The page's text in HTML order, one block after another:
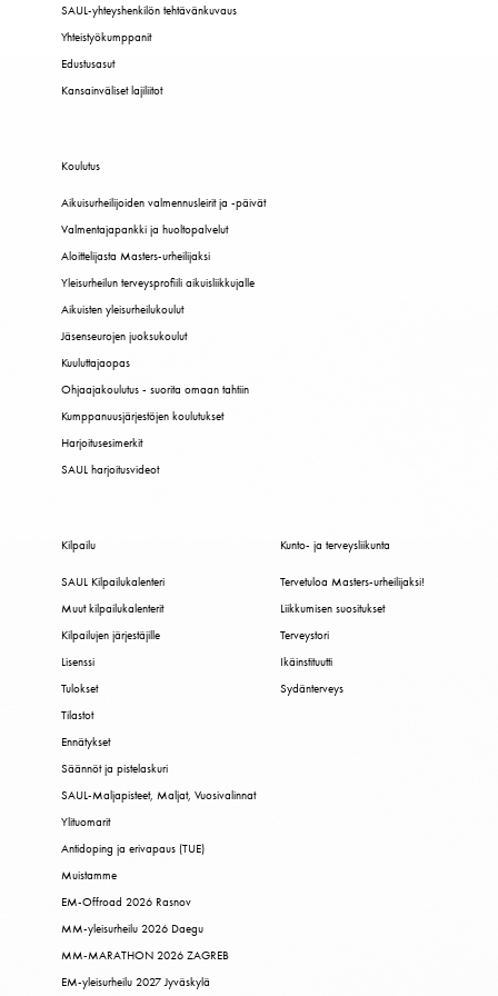
SAUL-yhteyshenkilön tehtävänkuvaus
Yhteistyökumppanit
Edustusasut
Kansainväliset lajiliitot
Koulutus
Aikuisurheilijoiden valmennusleirit ja -päivät
Valmentajapankki ja huoltopalvelut
Aloittelijasta Masters-urheilijaksi
Yleisurheilun terveysprofiili aikuisliikkujalle
Aikuisten yleisurheilukoulut
Jäsenseurojen juoksukoulut
Kuuluttajaopas
Ohjaajakoulutus - suorita omaan tahtiin
Kumppanuusjärjestöjen koulutukset
Harjoitusesimerkit
SAUL harjoitusvideot
Kilpailu
SAUL Kilpailukalenteri
Muut kilpailukalenterit
Kilpailujen järjestäjille
Lisenssi
Tulokset
Tilastot
Ennätykset
Säännöt ja pistelaskuri
SAUL-Maljapisteet, Maljat, Vuosivalinnat
Ylituomarit
Antidoping ja erivapaus (TUE)
Muistamme
EM-Offroad 2026 Rasnov
MM-yleisurheilu 2026 Daegu
MM-MARATHON 2026 ZAGREB
EM-yleisurheilu 2027 Jyväskylä
Kunto- ja terveysliikunta
Tervetuloa Masters-urheilijaksi!
Liikkumisen suositukset
Terveystori
Ikäinstituutti
Sydänterveys